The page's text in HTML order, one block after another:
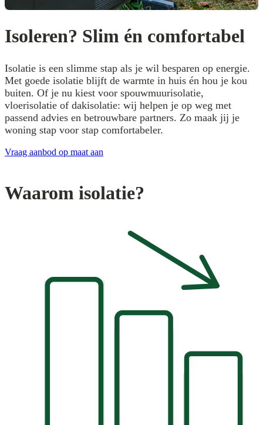
Isoleren? Slim én comfortabel
Isolatie is een slimme stap als je wil besparen op energie.
Met goede isolatie blijft de warmte in huis én hou je kou
buiten. Of je nu kiest voor spouwmuurisolatie,
vloerisolatie of dakisolatie: wij helpen je op weg met
passend advies en betrouwbare partners. Zo maak jij je
woning stap voor stap comfortabeler.
Vraag aanbod op maat aan
Waarom isolatie?